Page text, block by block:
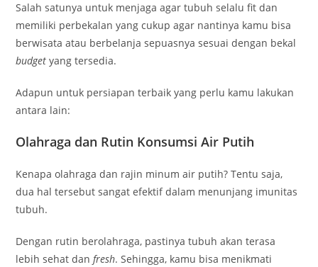
Salah satunya untuk menjaga agar tubuh selalu fit dan
memiliki perbekalan yang cukup agar nantinya kamu bisa
berwisata atau berbelanja sepuasnya sesuai dengan bekal
budgetyang tersedia.
Adapun untuk persiapan terbaik yang perlu kamu lakukan
antara lain:
Olahraga dan Rutin Konsumsi Air Putih
Kenapa olahraga dan rajin minum air putih? Tentu saja,
dua hal tersebut sangat efektif dalam menunjang imunitas
tubuh.
Dengan rutin berolahraga, pastinya tubuh akan terasa
lebih sehat danfresh. Sehingga, kamu bisa menikmati